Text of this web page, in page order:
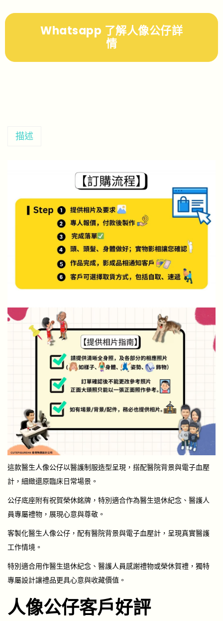
Whatsapp 了解人像公仔詳
情
描述
這款醫生人像公仔以醫護制服造型呈現，搭配醫院背景與電子血壓
計，細緻還原臨床日常場景。
公仔底座附有祝賀榮休銘牌，特別適合作為醫生退休紀念、醫護人
員專屬禮物，展現心意與尊敬。
客製化醫生人像公仔，配有醫院背景與電子血壓計，呈現真實醫護
工作情境。
特別適合用作醫生退休紀念、醫護人員感謝禮物或榮休賀禮，獨特
專屬設計讓禮品更具心意與收藏價值。
人像公仔客戶好評